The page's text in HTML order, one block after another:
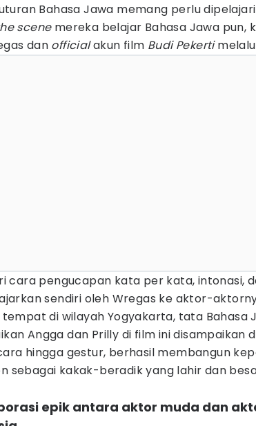
Bahasa Jawa memang perlu
scene mereka belajar Bahasa Jawa pun,
dan officialakun film Budi Pekerti
cara pengucapan kata per kata, intonasi,
sendiri oleh Wregas ke aktor-
di wilayah Yogyakarta, tata Bahasa
Angga dan Prilly di film ini disampaikan
hingga gestur, berhasil membangun
sebagai kakak-beradik yang lahir dan
epik antara aktor muda dan